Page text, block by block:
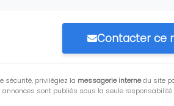
Contacter ce
sécurité, privilégiez la messagerie internedu site
sont publiés sous la seule responsabilité